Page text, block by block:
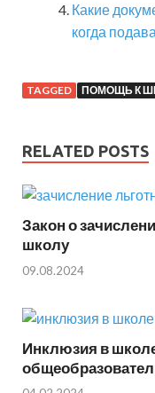
Какие
когда
TAGGED ПОМОЩЬ К
RELATED POSTS
Закон о
школу
09.08.2024
Инклюзия в